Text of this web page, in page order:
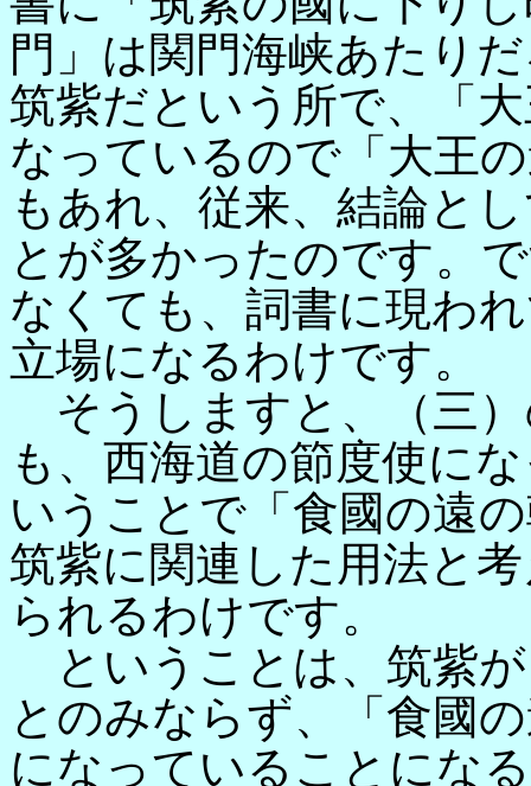
門」は関門海峡あたり
筑紫だという所で、「
なっているので「大王
もあれ、従来、結論と
とが多かったのです。
なくても、詞書に現わ
立場になるわけです。
そうしますと、（三
も、西海道の節度使に
いうことで「食國の遠
筑紫に関連した用法と
られるわけです。
ということは、筑紫
とのみならず、「食國
になっていることにな